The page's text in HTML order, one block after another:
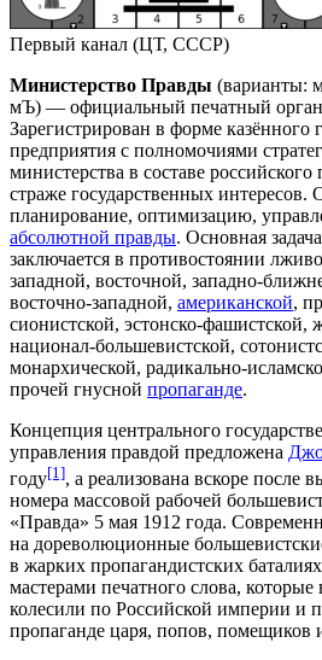
Первый канал (ЦТ, СССР)
Министерство Правды (варианты:
мЪ) — официальный печатный орган
Зарегистрирован в форме казённого
предприятия с полномочиями
министерства в составе российского
страже государственных интересов.
планирование, оптимизацию,
абсолютной правды. Основная
заключается в противостоянии
западной, восточной, западно-
восточно-западной, американской,
сионистской, эстонско-фашистской,
национал-большевистской,
монархической, радикально-
прочей гнусной пропаганде.
Концепция центрального
управления правдой предложена
году[1], а реализована вскоре после
номера массовой рабочей
«Правда» 5 мая 1912 года.
на дореволюционные
в жарких пропагандистских
мастерами печатного слова,
колесили по Российской империи и
пропаганде царя, попов, помещиков